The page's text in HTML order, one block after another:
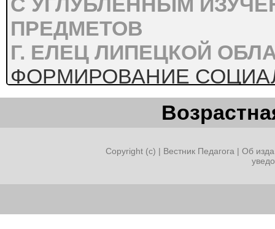
ПРЕДМЕТОВ
Г. ЕЛЕЦ ЛИПЕЦКОЙ
ФОРМИРОВАНИЕ
МЛАДШИХ
ИСПОЛЬЗОВАНИЯ
ПЕДАГОГИЧЕСКОЙ
АКТУАЛЬНОСТЬ
Copyright (c) | Вестник Педагога | Об